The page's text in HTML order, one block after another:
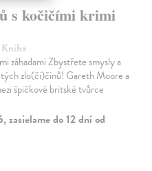
s kočičími krimi
Kniha
záhadami Zbystřete smysly a
zlo(či)činů! Gareth Moore a
špičkové britské tvůrce
zasielame do 12 dní od